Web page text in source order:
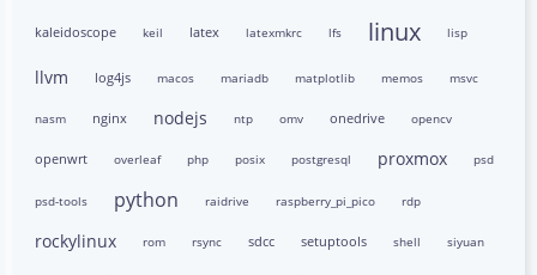
kaleidoscope keil latex latexmkrc lfs linux lisp
llvm log4js macos mariadb matplotlib memos msvc
nasm nginx nodejs ntp omv onedrive opencv
openwrt overleaf php posix postgresql proxmox psd
psd-tools python raidrive raspberry_pi_pico rdp
rockylinux rom rsync sdcc setuptools shell siyuan